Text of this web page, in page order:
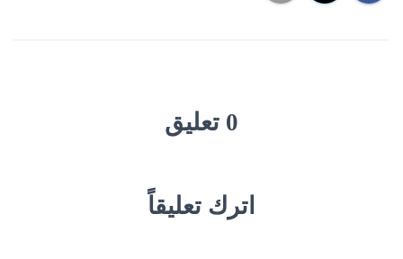
0 تعليق
اترك تعليقاً